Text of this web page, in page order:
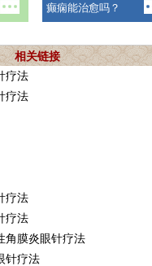
相关链接
疗法
疗法
疗法
疗法
角膜炎眼针疗法
针疗法